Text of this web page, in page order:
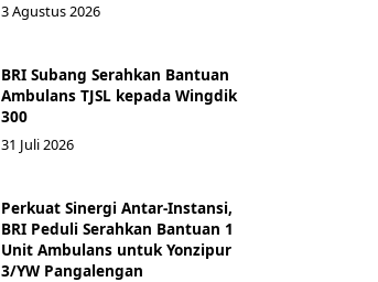
3 Agustus 2026
BRI Subang Serahkan Bantuan
Ambulans TJSL kepada Wingdik
300
31 Juli 2026
Perkuat Sinergi Antar-Instansi,
BRI Peduli Serahkan Bantuan 1
Unit Ambulans untuk Yonzipur
3/YW Pangalengan